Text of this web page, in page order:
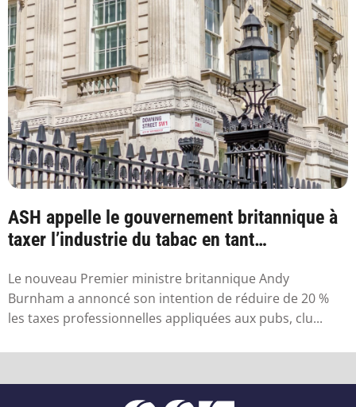
ASH appelle le gouvernement britannique à
taxer l’industrie du tabac en tant
Le nouveau Premier ministre britannique Andy
Burnham a annoncé son intention de réduire de 20 %
les taxes professionnelles appliquées aux pubs, clu...